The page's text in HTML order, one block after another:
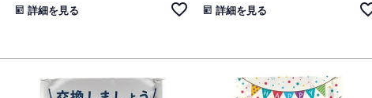
詳細を見る 詳細を見る